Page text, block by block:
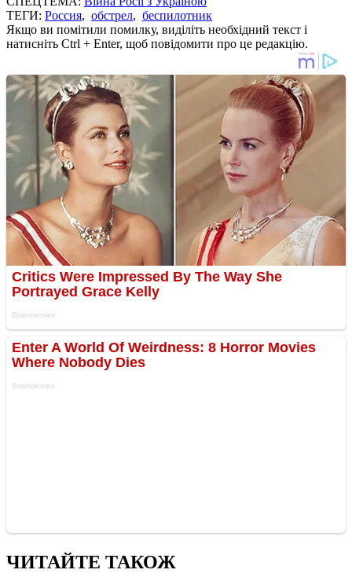
ТЕГИ: Россия, обстрел, беспилотник
Якщо ви помітили помилку, виділіть необхідний текст і
натисніть Ctrl + Enter, щоб повідомити про це редакцію.
ЧИТАЙТЕ ТАКОЖ